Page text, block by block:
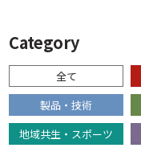
Category
全て
製品・技術
地域共生・スポーツ